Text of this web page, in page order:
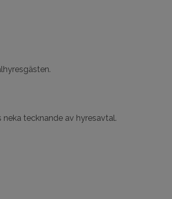
tecknande av hyresavtal.